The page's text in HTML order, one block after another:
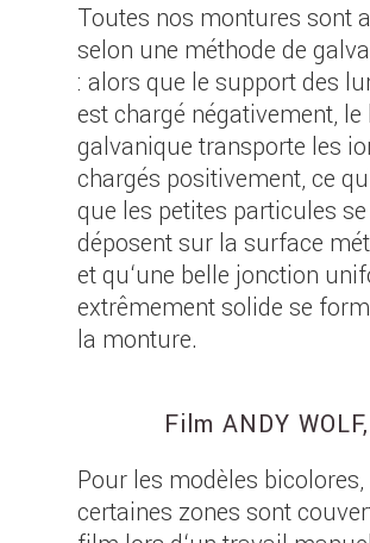
Toutes nos montures sont
selon une méthode de
: alors que le support des
est chargé négativement, le
galvanique transporte les
chargés positivement, ce
que les petites particules se
déposent sur la surface
et qu‘une belle jonction
extrêmement solide se
la monture.
Film ANDY WOLF,
Pour les modèles bicolores,
certaines zones sont